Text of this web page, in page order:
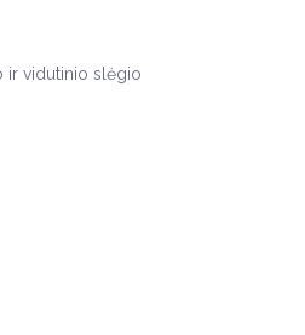
ir vidutinio slėgio